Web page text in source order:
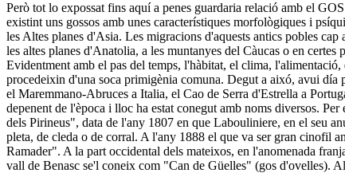
Però tot lo expossat fins aquí a penes guardaria relació amb el
existint uns gossos amb unes característiques morfològiques i
les Altes planes d'Asia. Les migracions d'aquests antics pobles
les altes planes d'Anatolia, a les muntanyes del Càucas o en
Evidentment amb el pas del temps, l'hàbitat, el clima,
procedeixin d'una soca primigènia comuna. Degut a aixó, avui
el Maremmano-Abruces a Italia, el Cao de Serra d'Estrella a
depenent de l'època i lloc ha estat conegut amb noms diversos.
dels Pirineus", data de l'any 1807 en que Labouliniere, en el seu
pleta, de cleda o de corral. A l'any 1888 el que va ser gran cinofil
Ramader". A la part occidental dels mateixos, en l'anomenada
vall de Benasc se'l coneix com "Can de Güelles" (gos d'ovelles).